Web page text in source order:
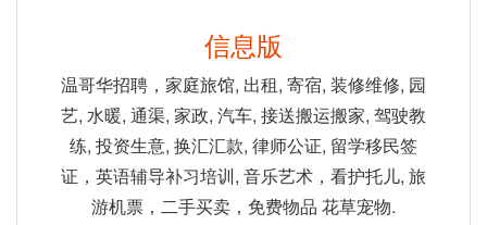
信息版
温哥华招聘，家庭旅馆, 出租, 寄宿, 装修维修, 园
艺, 水暖, 通渠, 家政, 汽车, 接送搬运搬家, 驾驶教
练, 投资生意, 换汇汇款, 律师公证, 留学移民签
证，英语辅导补习培训, 音乐艺术，看护托儿, 旅
游机票，二手买卖，免费物品 花草宠物.